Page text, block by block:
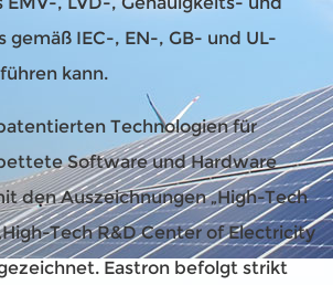
gemäß IEC-, EN-, GB- und UL-
kann.
Technologien für
Software und Hardware
den Auszeichnungen „High-Tech
Tech R&D Center of Electricity
Eastron befolgt strikt